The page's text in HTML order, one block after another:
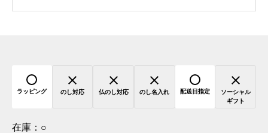
ラッピング のし対応 仏のし対応 のし名入れ 配送日指定
ソーシャル
ギフト
在庫： ○